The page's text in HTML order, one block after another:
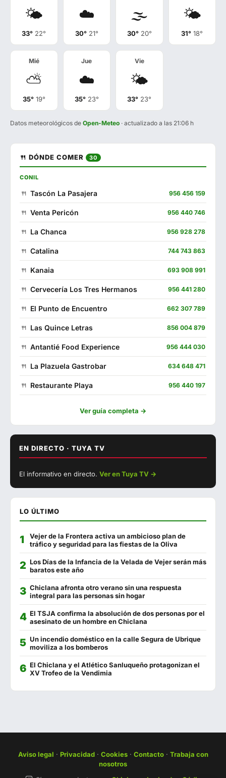
🌤️
33° 22°
☁️
30° 21°
🌫️
30° 20°
🌤️
31° 18°
Mié
⛅
35° 19°
Jue
☁️
35° 23°
Vie
🌤️
33° 23°
Datos meteorológicos de Open-Meteo · actualizado a las 21:06 h
🍴 DÓNDE COMER 30
CONIL
Tascón La Pasajera 956 456 159
Venta Pericón 956 440 746
La Chanca 956 928 278
Catalina 744 743 863
Kanaia 693 908 991
Cervecería Los Tres Hermanos 956 441 280
El Punto de Encuentro 662 307 789
Las Quince Letras 856 004 879
Antantié Food Experience 956 444 030
La Plazuela Gastrobar 634 648 471
Restaurante Playa 956 440 197
Casa Manolo Fuguilla 956 444 080
El Andaluz 956 440 051
Malabata 625 293 879
Campito 623 228 283
La Fontanilla 956 441 130
El Estadio 602 557 739
La Escama
Feduchy 956 440 992
El Sopa
Los Hermanitos
Oasis
Francisco Fontanilla 956 440 802
Puerta Cai
Cádiz 11
Ver guía completa →
EN DIRECTO · TUYA TV
EN DIRECTO
El informativo en directo. Ver en Tuya TV →
LO ÚLTIMO
Vejer de la Frontera activa un ambicioso plan de
tráfico y seguridad para las fiestas de la Oliva
Los Días de la Infancia de la Velada de Vejer serán más
baratos este año
Chiclana afronta otro verano sin una respuesta
integral para las personas sin hogar
El TSJA confirma la absolución de dos personas por el
asesinato de un hombre en Chiclana
Un incendio doméstico en la calle Segura de Ubrique
moviliza a los bomberos
El Chiclana y el Atlético Sanluqueño protagonizan el
XV Trofeo de la Vendimia
Aviso legal · Privacidad· Cookies· Contacto· Trabaja con
nosotros